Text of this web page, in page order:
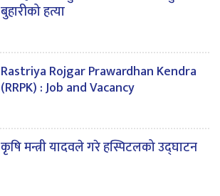
बुहारीको हत्या
Rastriya Rojgar Prawardhan Kendra
(RRPK) : Job and Vacancy
कृषि मन्त्री यादवले गरे हस्पिटलको उद्घाटन